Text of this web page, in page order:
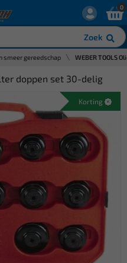
Zoek
0
smeer gereedschap WEBER TOOLS
doppen set 30-delig
Korting